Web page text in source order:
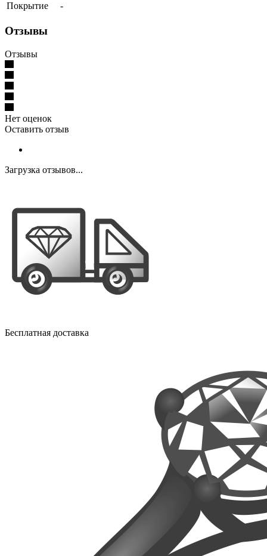
Покрытие
-
Отзывы
Отзывы
Нет оценок
Оставить отзыв
Загрузка отзывов...
Бесплатная доставка